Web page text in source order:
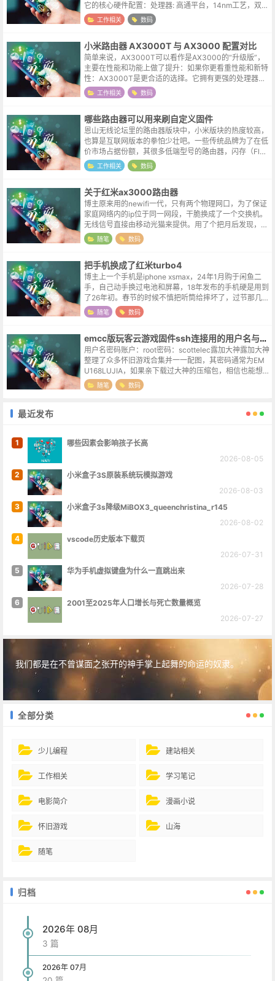
它的核心硬件配置：处理器: 高通平台，14nm工艺，双核
CPU无线协议: WiFi 6 (支持160MHz频宽)，AX3000速...
工作相关 数码
小米路由器 AX3000T 与 AX3000 配置对比
简单来说，AX3000T可以看作是AX3000的“升级版”，
主要在性能和功能上做了提升：如果你更看重性能和新特
性：AX3000T是更合适的选择。它拥有更强的处理器、
可能更好的5G信号覆盖（3T3R），以及更灵活的双WA
N/LAN聚合功...
工作相关 数码
哪些路由器可以用来刷自定义固件
恩山无线论坛里的路由器版块中，小米版块的热度较高，
也算是互联网版本的拳怕少壮吧。一些传统品牌为了在低
价市场占据份额，其很多低端型号的路由器，闪存（Flas
h，存放固件的空间）可能只有1MB-2MB，内存也只有8
MB-16MB。这个空间...
工作相关 数码
关于红米ax3000路由器
博主原来用的newifi一代，只有两个物理网口，为了保证
家庭网络内的ip位于同一网段，干脆换成了一个交换机。
无线信号直接由移动光猫来提供。用了个把月后发现，虽
然移动的光猫提供了无线信号，但这个设备的穿墙能力较
弱，原本newifi信号满...
随笔 数码
把手机换成了红米turbo4
博主上一个手机是iphone xsmax，24年1月购于闲鱼二
手，自己动手换过电池和屏幕，18年发布的手机硬是用到
了26年初。春节的时候不慎把听筒给摔坏了，过节那几天
接电话都是拿外放喇叭听。节后看了对比了几款，本来想
入手红米turbo...
随笔 数码
emcc版玩客云游戏固件ssh连接用的用户名与密码
用户名密码账户：root密码：scottelec露加大神露加大神
整理了众多怀旧游戏合集并一一配图，其密码通常为EM
U168LUJIA，如果亲下载过大神的压缩包，相信也能想
像出该工程之庞大令人发指。因为经常忘记解压密码，所
以在博客里做个记录。
随笔 数码
最近发布
1
哪些因素会影响孩子长高
2026-08-05
2
小米盒子3S原装系统玩模拟游戏
2026-08-03
3
小米盒子3s降级MiBOX3_queenchristina_r145
2026-08-02
4
vscode历史版本下载页
2026-07-31
5
华为手机虚拟键盘为什么一直跳出来
2026-07-28
6
2001至2025年人口增长与死亡数量概览
2026-07-27
我们都是在不曾谋面之张开的神手掌上起舞的命运的奴隶。
全部分类
少儿编程 建站相关
工作相关 学习笔记
电影简介 漫画小说
怀旧游戏 山海
随笔
归档
2026年 08月
3 篇
2026年 07月